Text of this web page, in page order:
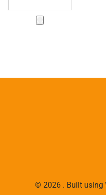
© 2026 . Built using